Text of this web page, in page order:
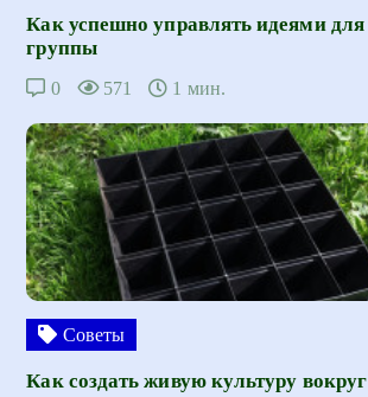
Как успешно управлять идеями для
группы
0 571 1 мин.
Советы
Как создать живую культуру вокруг